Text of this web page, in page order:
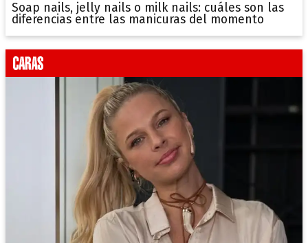
Soap nails, jelly nails o milk nails: cuáles son las
diferencias entre las manicuras del momento